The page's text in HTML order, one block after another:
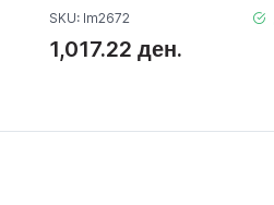
SKU: lm2672
1,017.22 ден.